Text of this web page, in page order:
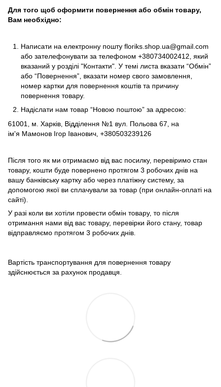
Для того щоб оформити повернення або обмін товару,
Вам необхідно:
Написати на електронну пошту floriks.shop.ua@gmail.com
або зателефонувати за телефоном +380734002412 , який
вказаний у розділі "Контакти" . У темі листа вказати “Обмін”
або “Повернення”, вказати номер свого замовлення,
номер картки для повернення коштів та причину
повернення товару.
Надіслати нам товар “Новою поштою” за адресою:
61001, м. Харків, Відділення №1 вул. Польова 67, на
ім'я Мамонов Ігор Іванович, +380503239126
Після того як ми отримаємо від вас посилку, перевіримо стан
товару, кошти буде повернено протягом 3 робочих днів на
вашу банківську картку або через платіжну систему, за
допомогою якої ви сплачували за товар (при онлайн-оплаті на
сайті).
У разі коли ви хотіли провести обмін товару, то після
отримання нами від вас товару, перевірки його стану, товар
відправляємо протягом 3 робочих днів.
Вартість транспортування для повернення товару
здійснюється за рахунок продавця.